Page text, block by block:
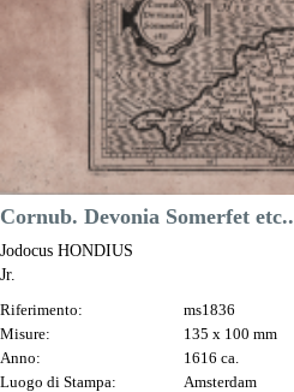
Cornub. Devonia Somerfet etc..
Jodocus HONDIUS
Jr.
Riferimento:
ms1836
Misure:
135 x 100 mm
Anno:
1616 ca.
Luogo di Stampa:
Amsterdam